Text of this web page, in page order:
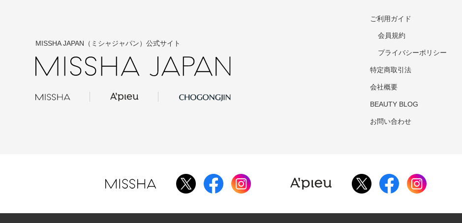
MISSHA JAPAN（ミシャジャパン）公式サイト
ご利用ガイド
会員規約
プライバシーポリシー
特定商取引法
会社概要
BEAUTY BLOG
お問い合わせ